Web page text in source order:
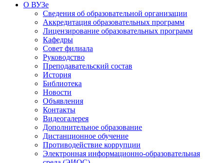
О ВУЗе
Сведения об образовательной организации
Аккредитация образовательных программ
Лицензирование образовательных программ
Кафедры
Совет филиала
Руководство
Преподавательский состав
История
Библиотека
Новости
Объявления
Контакты
Видеогалерея
Дополнительное образование
Дистанционное обучение
Противодействие коррупции
Электронная информационно-образовательная